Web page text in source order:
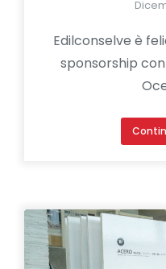
Edilconselve è
sponsorship